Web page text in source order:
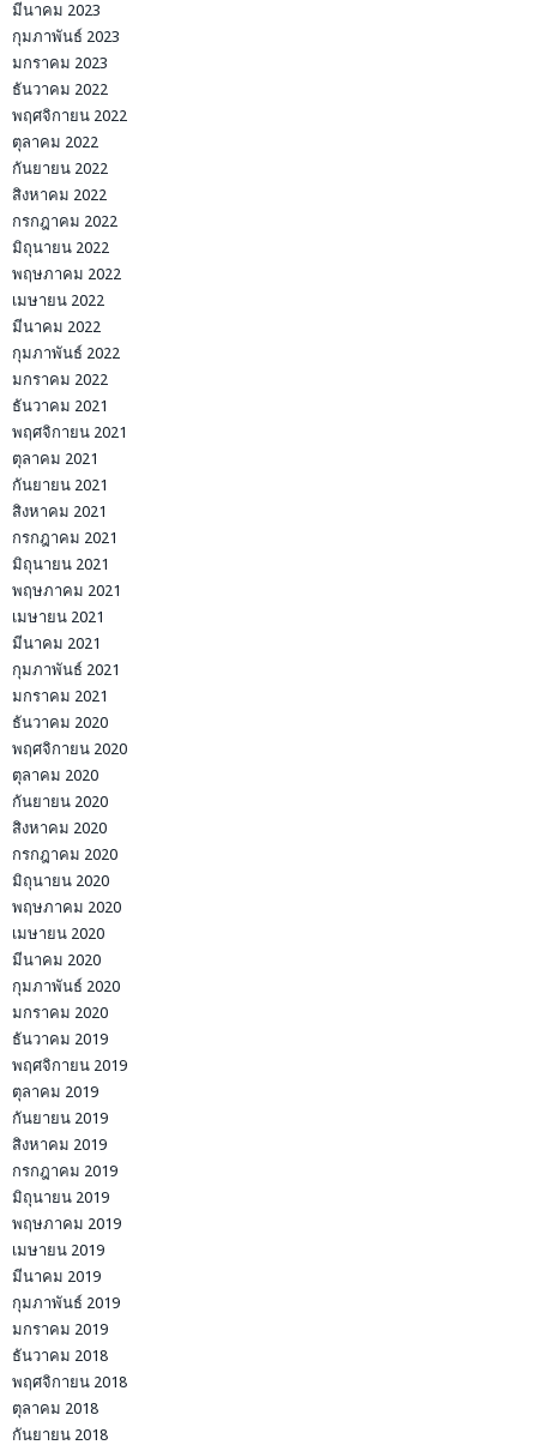
มีนาคม 2023
กุมภาพันธ์ 2023
มกราคม 2023
ธันวาคม 2022
พฤศจิกายน 2022
ตุลาคม 2022
กันยายน 2022
สิงหาคม 2022
กรกฎาคม 2022
มิถุนายน 2022
พฤษภาคม 2022
เมษายน 2022
มีนาคม 2022
กุมภาพันธ์ 2022
มกราคม 2022
ธันวาคม 2021
พฤศจิกายน 2021
ตุลาคม 2021
กันยายน 2021
สิงหาคม 2021
กรกฎาคม 2021
มิถุนายน 2021
พฤษภาคม 2021
เมษายน 2021
มีนาคม 2021
กุมภาพันธ์ 2021
มกราคม 2021
ธันวาคม 2020
พฤศจิกายน 2020
ตุลาคม 2020
กันยายน 2020
สิงหาคม 2020
กรกฎาคม 2020
มิถุนายน 2020
พฤษภาคม 2020
เมษายน 2020
มีนาคม 2020
กุมภาพันธ์ 2020
มกราคม 2020
ธันวาคม 2019
พฤศจิกายน 2019
ตุลาคม 2019
กันยายน 2019
สิงหาคม 2019
กรกฎาคม 2019
มิถุนายน 2019
พฤษภาคม 2019
เมษายน 2019
มีนาคม 2019
กุมภาพันธ์ 2019
มกราคม 2019
ธันวาคม 2018
พฤศจิกายน 2018
ตุลาคม 2018
กันยายน 2018